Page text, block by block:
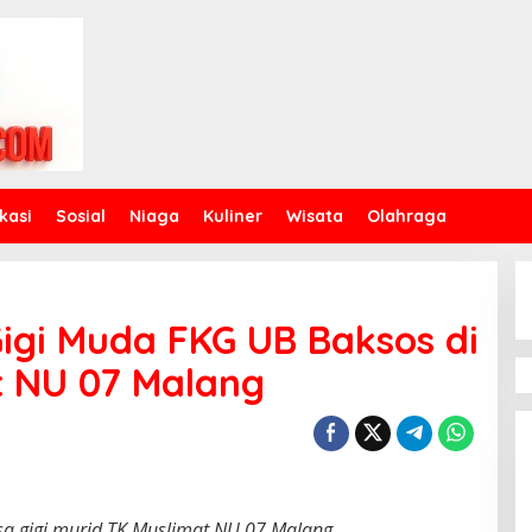
Sosial Niaga Kuliner Wisata Olahraga
Muda FKG UB Baksos di
07 Malang